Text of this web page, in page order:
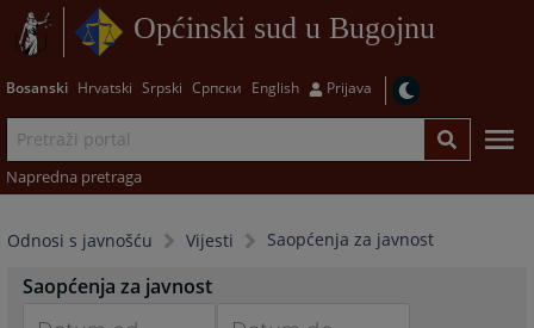
Općinski sud u Bugojnu
Bosanski Hrvatski Srpski Српски English Prijava
Napredna pretraga
Odnosi s javnošću Vijesti Saopćenja za javnost
Saopćenja za javnost